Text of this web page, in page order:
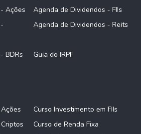
Ações
Agenda de Dividendos - FIIs
Agenda de Dividendos - Reits
BDRs Guia do IRPF
Curso Investimento em FIIs
Curso de Renda Fixa